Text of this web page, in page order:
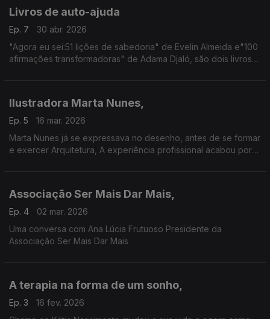
Livros de auto-ajuda
Ep. 7
30 abr. 2026
"Agora eu sei:51 lições de sabedoria" de Evelin Almeida e"100
afirmações transformadoras" de Adama Djaló, são dois livros
Ilustradora Marta Nunes,
Ep. 5
16 mar. 2026
Marta Nunes já se expressava no desenho, antes de se formar
e exercer Arquitetura, A experiência profissional acabou por
Associação Ser Mais Dar Mais,
Ep. 4
02 mar. 2026
Uma conversa com Ana Lúcia Frutuoso Presidente da
Associação Ser Mais Dar Mais
A terapia na forma de um sonho,
Ep. 3
16 fev. 2026